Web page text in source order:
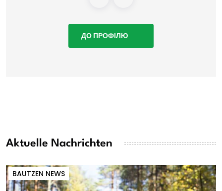
ДО ПРОФІЛЮ
Aktuelle Nachrichten
BAUTZEN NEWS